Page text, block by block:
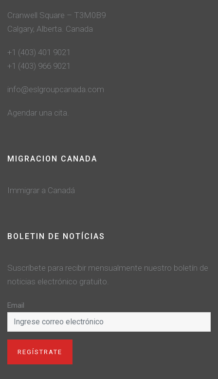
Cranwell Square – T3M0B9
Calgary, Alberta. Canada
+1 (403) 401 9021
+1 (403) 966 9021
info@eslgroupcanada.com
Agendar una cita.
MIGRACION CANADA
Immigrar a Canadá
BOLETIN DE NOTÍCIAS
Suscríbete para recibir mensualmente nuestro boletín de
noticias electrónico gratuito.
Email